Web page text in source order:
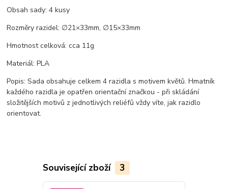
Obsah sady: 4 kusy
Rozměry razidel: ∅21×33mm, ∅15×33mm
Hmotnost celková: cca 11g
Materiál: PLA
Popis: Sada obsahuje celkem 4 razidla s motivem květů. Hmatník
každého razidla je opatřen orientační značkou - při skládání
složitějších motivů z jednotlivých reliéfů vždy víte, jak razidlo
orientovat.
Související zboží 3